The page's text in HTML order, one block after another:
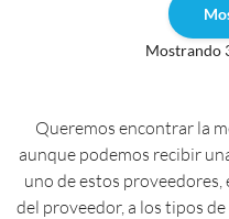
Mostrando
Queremos encontrar la
aunque podemos recibir
uno de estos
del proveedor, a los tipos